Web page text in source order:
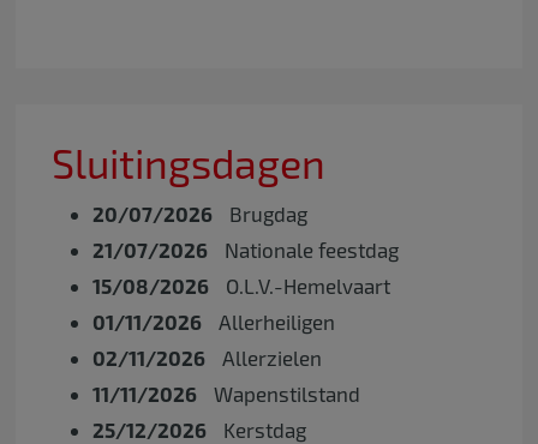
Sluitingsdagen
20/07/2026
Brugdag
21/07/2026
Nationale feestdag
15/08/2026
O.L.V.-Hemelvaart
01/11/2026
Allerheiligen
02/11/2026
Allerzielen
11/11/2026
Wapenstilstand
25/12/2026
Kerstdag